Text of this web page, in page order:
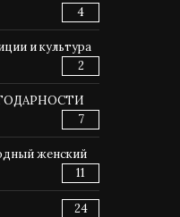
4
и культура
2
7
женский
11
24